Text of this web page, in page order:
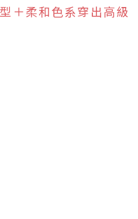
＋柔和色系穿出高級